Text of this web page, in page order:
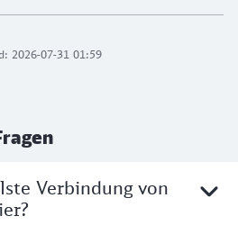
2026-07-31 01:59
Verbindung von